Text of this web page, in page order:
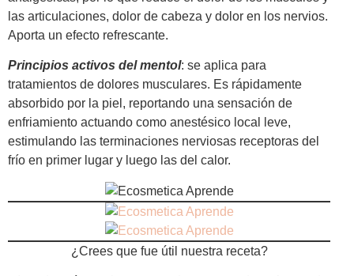
las articulaciones, dolor de cabeza y dolor en los nervios.
Aporta un efecto refrescante.
Principios activos del mentol: se aplica para
tratamientos de dolores musculares. Es rápidamente
absorbido por la piel, reportando una sensación de
enfriamiento actuando como anestésico local leve,
estimulando las terminaciones nerviosas receptoras del
frío en primer lugar y luego las del calor.
¿Crees que fue útil nuestra receta?